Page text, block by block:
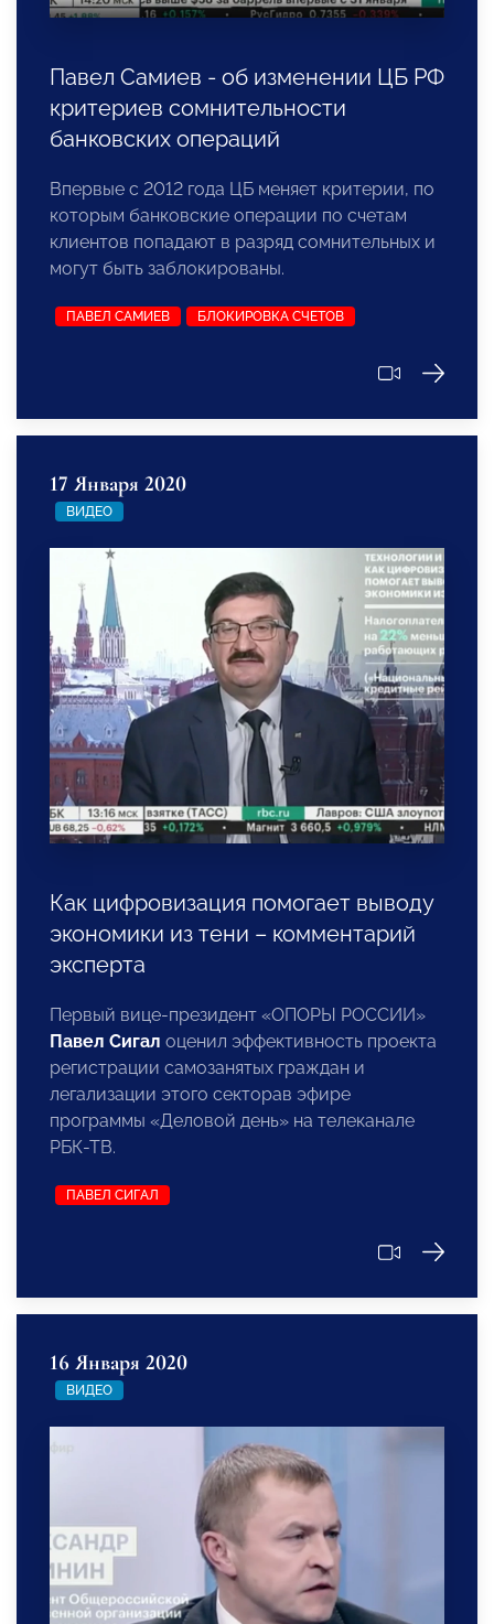
Павел Самиев - об изменении ЦБ РФ
критериев сомнительности
банковских операций
Впервые с 2012 года ЦБ меняет критерии, по
которым банковские операции по счетам
клиентов попадают в разряд сомнительных и
могут быть заблокированы.
ПАВЕЛ САМИЕВ БЛОКИРОВКА СЧЕТОВ
17 Января 2020
ВИДЕО
Как цифровизация помогает выводу
экономики из тени – комментарий
эксперта
Первый вице-президент «ОПОРЫ РОССИИ»
Павел Сигал оценил эффективность проекта
регистрации самозанятых граждан и
легализации этого секторав эфире
программы «Деловой день» на телеканале
РБК-ТВ.
ПАВЕЛ СИГАЛ
16 Января 2020
ВИДЕО